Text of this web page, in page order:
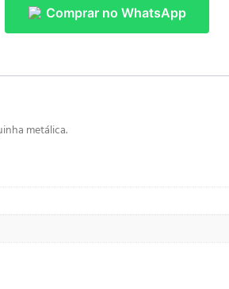
Comprar no WhatsApp
metálica.